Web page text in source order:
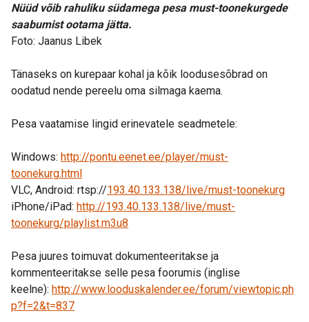
Nüüd võib rahuliku südamega pesa must-toonekurgede
saabumist ootama jätta.
Foto: Jaanus Libek
Tänaseks on kurepaar kohal ja kõik loodusesõbrad on
oodatud nende pereelu oma silmaga kaema.
Pesa vaatamise lingid erinevatele seadmetele:
Windows: http://pontu.eenet.ee/player/must-
toonekurg.html
VLC, Android: rtsp://193.40.133.138/live/must-toonekurg
iPhone/iPad: http://193.40.133.138/live/must-
toonekurg/playlist.m3u8
Pesa juures toimuvat dokumenteeritakse ja
kommenteeritakse selle pesa foorumis (inglise
keelne): http://www.looduskalender.ee/forum/viewtopic.ph
p?f=2&t=837